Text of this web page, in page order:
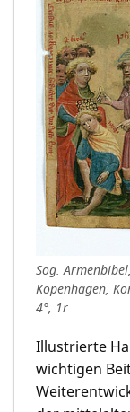
Sog.
Kopenhagen,
4°, 1r
Illustrierte
wichtigen